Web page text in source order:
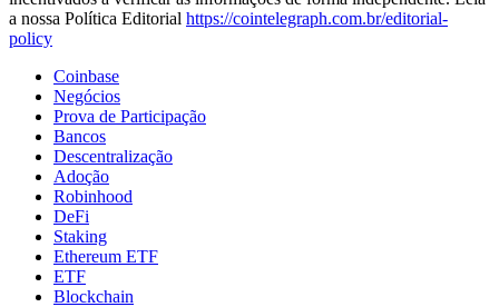
a nossa Política Editorial https://cointelegraph.com.br/editorial-
policy
Coinbase
Negócios
Prova de Participação
Bancos
Descentralização
Adoção
Robinhood
DeFi
Staking
Ethereum ETF
ETF
Blockchain